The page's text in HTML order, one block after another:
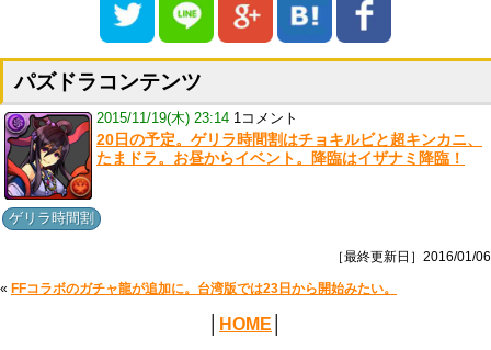
パズドラコンテンツ
2015/11/19(木) 23:14 1コメント
20日の予定。ゲリラ時間割はチョキルビと超キンカニ、
たまドラ。お昼からイベント。降臨はイザナミ降臨！
ゲリラ時間割
［最終更新日］2016/01/06
« FFコラボのガチャ龍が追加に。台湾版では23日から開始みたい。
HOME